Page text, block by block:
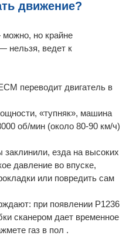
движение?
можно, но крайне
нельзя, ведет к
переводит двигатель в
«тупняк», машина
об/мин (около 80-90 км/ч)
езда на высоких
давление во впуске,
или повредить сам
при появлении P1236
сканером дает временное
газ в пол .